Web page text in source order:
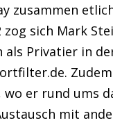
zusammen
sich Mark
Privatier in
er rund ums
mit